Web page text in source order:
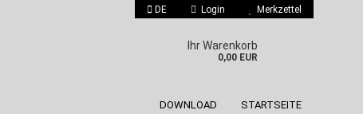
DE Login Merkzettel
Ihr Warenkorb
0,00 EUR
DOWNLOAD STARTSEITE